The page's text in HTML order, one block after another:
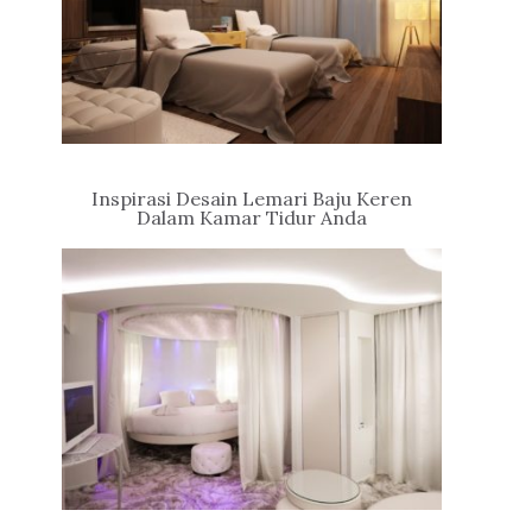
Inspirasi Desain Lemari Baju Keren
Dalam Kamar Tidur Anda